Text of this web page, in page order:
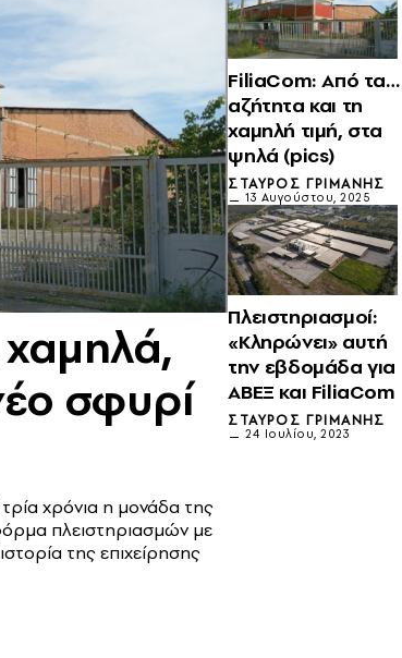
σφυρί
χρόνια η μονάδα της
πλειστηριασμών με
της επιχείρησης
FiliaCom: Από τα…
αζήτητα και τη
χαμηλή τιμή, στα
ψηλά (pics)
ΣΤΑΎΡΟΣ ΓΡΙΜΆΝΗΣ
13 Αυγούστου, 2025
Πλειστηριασμοί:
«Κληρώνει» αυτή
την εβδομάδα για
ΑΒΕΞ και FiliaCom
ΣΤΑΎΡΟΣ ΓΡΙΜΆΝΗΣ
24 Ιουλίου, 2023